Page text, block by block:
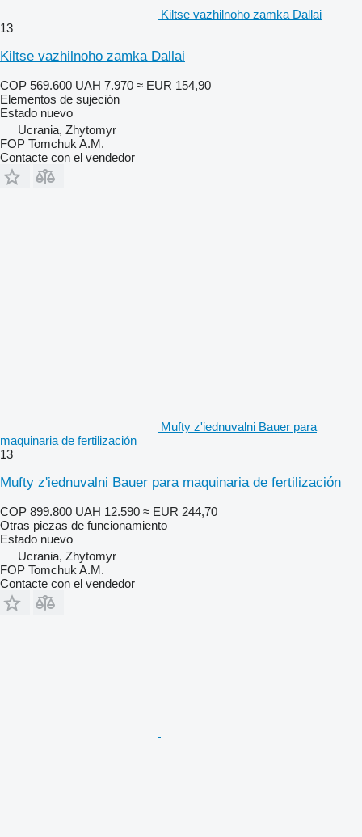
Kiltse vazhilnoho zamka Dallai
13
Kiltse vazhilnoho zamka Dallai
COP 569.600 UAH 7.970 ≈ EUR 154,90
Elementos de sujeción
Estado nuevo
Ucrania, Zhytomyr
FOP Tomchuk A.M.
Contacte con el vendedor
Mufty z'iednuvalni Bauer para
maquinaria de fertilización
13
Mufty z'iednuvalni Bauer para maquinaria de fertilización
COP 899.800 UAH 12.590 ≈ EUR 244,70
Otras piezas de funcionamiento
Estado nuevo
Ucrania, Zhytomyr
FOP Tomchuk A.M.
Contacte con el vendedor